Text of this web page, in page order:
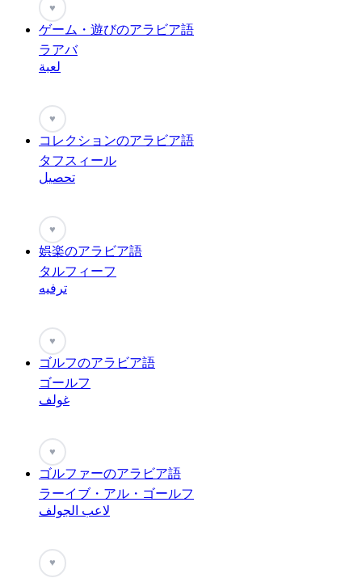
♥
ゲーム・遊びのアラビア語
ラアバ
لعبة
♥
コレクションのアラビア語
タフスィール
تحصيل
♥
娯楽のアラビア語
タルフィーフ
ترفيه
♥
ゴルフのアラビア語
ゴールフ
غولف
♥
ゴルファーのアラビア語
ラーイブ・アル・ゴールフ
لاعب الجولف
♥